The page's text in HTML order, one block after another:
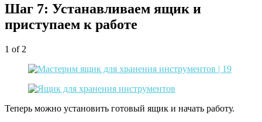
Шаг 7: Устанавливаем ящик и
приступаем к работе
1 of 2
Теперь можно установить готовый ящик и начать работу.